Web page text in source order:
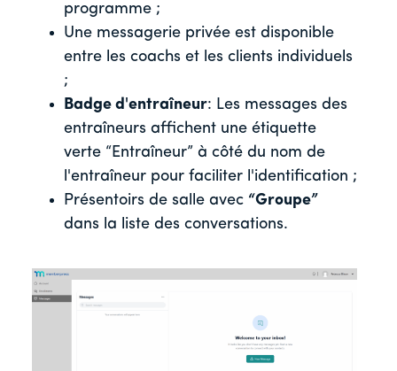
programme ;
Une messagerie privée est disponible
entre les coachs et les clients individuels
;
Badge d'entraîneur: Les messages des
entraîneurs affichent une étiquette
verte “Entraîneur” à côté du nom de
l'entraîneur pour faciliter l'identification ;
Présentoirs de salle avec “Groupe”
dans la liste des conversations.